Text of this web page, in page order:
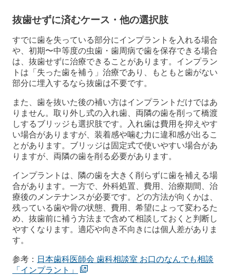
抜歯せずに済むケース・他の選択肢
すでに歯を失っている部分にインプラントを入れる場合
や、初期〜中等度の虫歯・歯周病で歯を保存できる場合
は、抜歯せずに治療できることがあります。インプラン
トは「失った歯を補う」治療であり、もともと歯がない
部分に埋入するなら抜歯は不要です。
また、歯を抜いた後の補い方はインプラントだけではあ
りません。取り外し式の入れ歯、両隣の歯を削って橋渡
しするブリッジも選択肢です。入れ歯は費用を抑えやす
い場合がありますが、装着感や噛む力に違和感が出るこ
とがあります。ブリッジは固定式で使いやすい場合があ
りますが、両隣の歯を削る必要があります。
インプラントは、隣の歯を大きく削らずに歯を補える場
合があります。一方で、外科処置、費用、治療期間、治
療後のメンテナンスが必要です。どの方法が向くかは、
残っている歯や骨の状態、費用、希望によって変わるた
め、抜歯前に補う方法まで含めて相談しておくと判断し
やすくなります。適応や向き不向きには個人差がありま
す。
参考： 日本歯科医師会 歯科相談室 お口のなんでも相談
「インプラント」